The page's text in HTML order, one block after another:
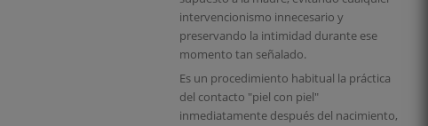
intervencionismo innecesario y
preservando la intimidad durante ese
momento tan señalado.
Es un procedimiento habitual la práctica
del contacto "piel con piel"
inmediatamente después del nacimiento,